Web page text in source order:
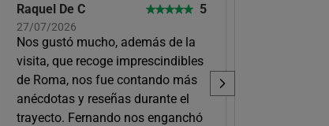
Raquel De C
27/07/2026
5
Nos gustó mucho, además de la
visita, que recoge imprescindibles
de Roma, nos fue contando más
anécdotas y reseñas durante el
trayecto. Fernando nos enganchó